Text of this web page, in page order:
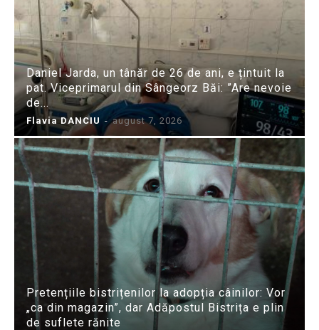
Daniel Jarda, un tânăr de 26 de ani, e țintuit la
pat. Viceprimarul din Sângeorz Băi: ”Are nevoie
de...
Flavia DANCIU - august 7, 2026
Pretențiile bistrițenilor la adopția câinilor: Vor
„ca din magazin”, dar Adăpostul Bistrița e plin
de suflete rănite